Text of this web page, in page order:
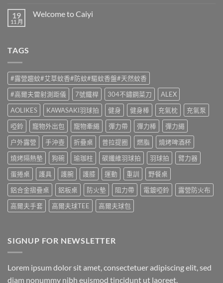
位
言
19
11 月
Welcome to Caiyi
TAGS
#露營趨蚊#艾草蚊香#防蚊#驅蚊香盤#天然蚊香
#高爾夫雷射測距儀
7號鐵桿 304不鏽鋼菜刀
ALEX
AOLIKES
KAWASAKI羽球拍 健身 健身棒 充氣枕
充氣泵
啞鈴
寵物外出包 寵物牽繩 彈力帶 彈力棒
彈力繩
户外露營
手沖壺 折疊桌 普拉提圈 燃脂
燒烤啤酒杯
燒烤隔熱墊
狗碗 瑜珈柱 碳纖維羽球拍 羽球拍
臂力器
蛋捲桌
護具 護腕 護膝 運動 重訓
野餐桌
鋁合金摺疊桌
鋁板桌 防火墊 阻力帶 電鍍啞鈴
露營防火布
高爾夫手套
高爾夫球TEE 高爾夫球包
SIGNUP FOR NEWSLETTER
Lorem ipsum dolor sit amet, consectetuer adipiscing elit, sed
diam nonummy nibh euismod tincidunt ut laoreet.